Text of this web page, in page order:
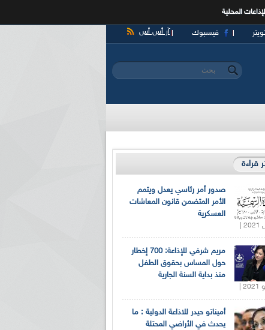
المحلية
آر أس أس فيسبوك
استمارة البحث
‏بحث ‏
قراءة
صدور أمر رئاسي يعدل ويتمم
الأمر المتضمن قانون المعاشات
العسكرية
مريم شرفي للإذاعة: 700 إخطار
حول المساس بحقوق الطفل
منذ بداية السنة الجارية
أميناتو حيدر للاذاعة الدولية : ما
يحدث في الأراضي المحتلة